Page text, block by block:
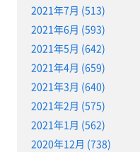
2021年7月 (513)
2021年6月 (593)
2021年5月 (642)
2021年4月 (659)
2021年3月 (640)
2021年2月 (575)
2021年1月 (562)
2020年12月 (738)